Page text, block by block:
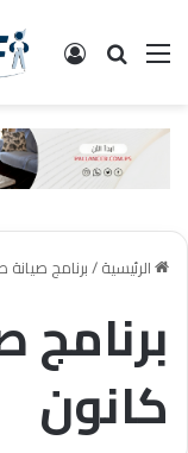
القائمة البحث
الرئيسية/برنامج
برنامج
كانون